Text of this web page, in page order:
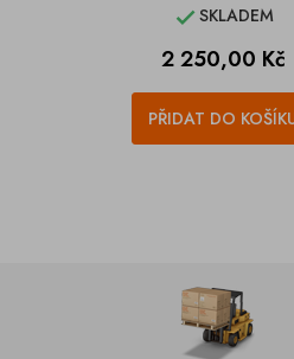
SKLADEM
Cena
2 250,00 Kč
PŘIDAT DO